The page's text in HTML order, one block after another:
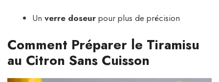
Un verre doseur pour plus de précision
Comment Préparer le Tiramisu
au Citron Sans Cuisson